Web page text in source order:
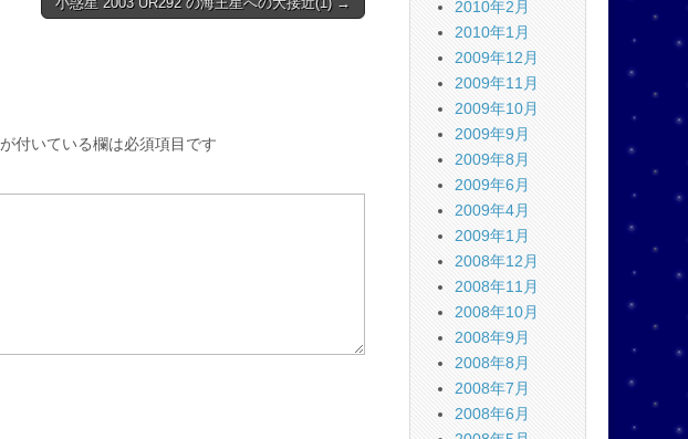
が付いている欄は必須項目です
2010年2月
2010年1月
2009年12月
2009年11月
2009年10月
2009年9月
2009年8月
2009年6月
2009年4月
2009年1月
2008年12月
2008年11月
2008年10月
2008年9月
2008年8月
2008年7月
2008年6月